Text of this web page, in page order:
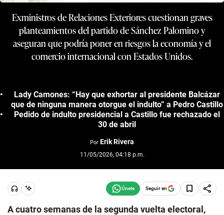
Exministros de Relaciones Exteriores cuestionan graves
planteamientos del partido de Sánchez Palomino y
aseguran que podría poner en riesgos la economía y el
comercio internacional con Estados Unidos.
Lady Camones: “Hay que exhortar al presidente Balcázar
que de ninguna manera otorgue el indulto” a Pedro Castillo
Pedido de indulto presidencial a Castillo fue rechazado el
30 de abril
Por Erik Rivera
11/05/2026, 04:18 p.m.
Seguir en
A cuatro semanas de la segunda vuelta electoral,